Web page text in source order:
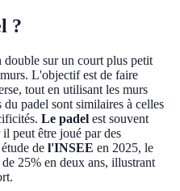
?
sur un court plus petit
L'objectif est de faire
tout en utilisant les murs
padel sont similaires à celles
Le padel est souvent
peut être joué par des
de l'INSEE en 2025, le
25% en deux ans, illustrant